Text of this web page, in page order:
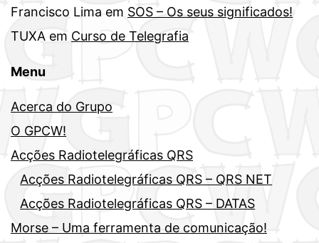
Francisco Lima em SOS – Os seus significados!
TUXA em Curso de Telegrafia
Menu
Acerca do Grupo
O GPCW!
Acções Radiotelegráficas QRS
Acções Radiotelegráficas QRS – QRS NET
Acções Radiotelegráficas QRS – DATAS
Morse – Uma ferramenta de comunicação!